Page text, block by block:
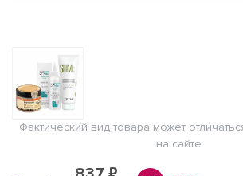
Фактический вид товара может
на сайте